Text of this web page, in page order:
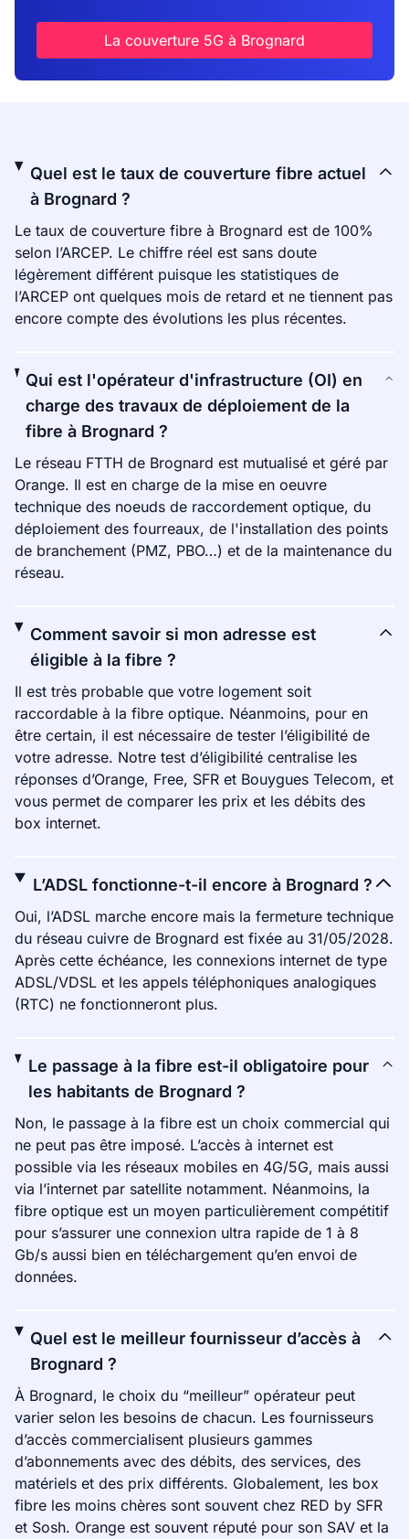
La couverture 5G à Brognard
Quel est le taux de couverture fibre actuel
à Brognard ?
Le taux de couverture fibre à Brognard est de 100%
selon l’ARCEP. Le chiffre réel est sans doute
légèrement différent puisque les statistiques de
l’ARCEP ont quelques mois de retard et ne tiennent pas
encore compte des évolutions les plus récentes.
Qui est l'opérateur d'infrastructure (OI) en
charge des travaux de déploiement de la
fibre à Brognard ?
Le réseau FTTH de Brognard est mutualisé et géré par
Orange. Il est en charge de la mise en oeuvre
technique des noeuds de raccordement optique, du
déploiement des fourreaux, de l'installation des points
de branchement (PMZ, PBO…) et de la maintenance du
réseau.
Comment savoir si mon adresse est
éligible à la fibre ?
Il est très probable que votre logement soit
raccordable à la fibre optique. Néanmoins, pour en
être certain, il est nécessaire de tester l’éligibilité de
votre adresse. Notre test d’éligibilité centralise les
réponses d’Orange, Free, SFR et Bouygues Telecom, et
vous permet de comparer les prix et les débits des
box internet.
L’ADSL fonctionne-t-il encore à Brognard ?
Oui, l’ADSL marche encore mais la fermeture technique
du réseau cuivre de Brognard est fixée au 31/05/2028.
Après cette échéance, les connexions internet de type
ADSL/VDSL et les appels téléphoniques analogiques
(RTC) ne fonctionneront plus.
Le passage à la fibre est-il obligatoire pour
les habitants de Brognard ?
Non, le passage à la fibre est un choix commercial qui
ne peut pas être imposé. L’accès à internet est
possible via les réseaux mobiles en 4G/5G, mais aussi
via l’internet par satellite notamment. Néanmoins, la
fibre optique est un moyen particulièrement compétitif
pour s’assurer une connexion ultra rapide de 1 à 8
Gb/s aussi bien en téléchargement qu’en envoi de
données.
Quel est le meilleur fournisseur d’accès à
Brognard ?
À Brognard, le choix du “meilleur” opérateur peut
varier selon les besoins de chacun. Les fournisseurs
d’accès commercialisent plusieurs gammes
d’abonnements avec des débits, des services, des
matériels et des prix différents. Globalement, les box
fibre les moins chères sont souvent chez RED by SFR
et Sosh. Orange est souvent réputé pour son SAV et la